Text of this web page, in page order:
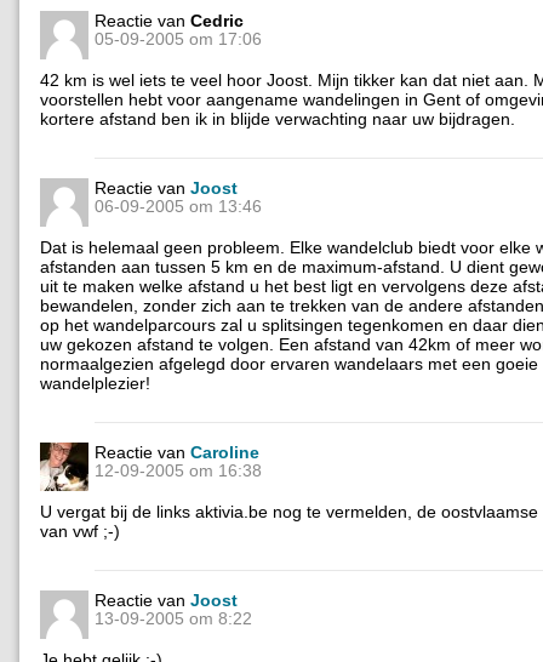
Reactie van Cedric
05-09-2005 om 17:06
42 km is wel iets te veel hoor Joost. Mijn tikker kan dat niet aan.
voorstellen hebt voor aangename wandelingen in Gent of
kortere afstand ben ik in blijde verwachting naar uw bijdragen.
Reactie van Joost
06-09-2005 om 13:46
Dat is helemaal geen probleem. Elke wandelclub biedt voor elke
afstanden aan tussen 5 km en de maximum-afstand. U dient
uit te maken welke afstand u het best ligt en vervolgens deze
bewandelen, zonder zich aan te trekken van de andere
op het wandelparcours zal u splitsingen tegenkomen en daar
uw gekozen afstand te volgen. Een afstand van 42km of meer
normaalgezien afgelegd door ervaren wandelaars met een goeie
wandelplezier!
Reactie van Caroline
12-09-2005 om 16:38
U vergat bij de links aktivia.be nog te vermelden, de
van vwf ;-)
Reactie van Joost
13-09-2005 om 8:22